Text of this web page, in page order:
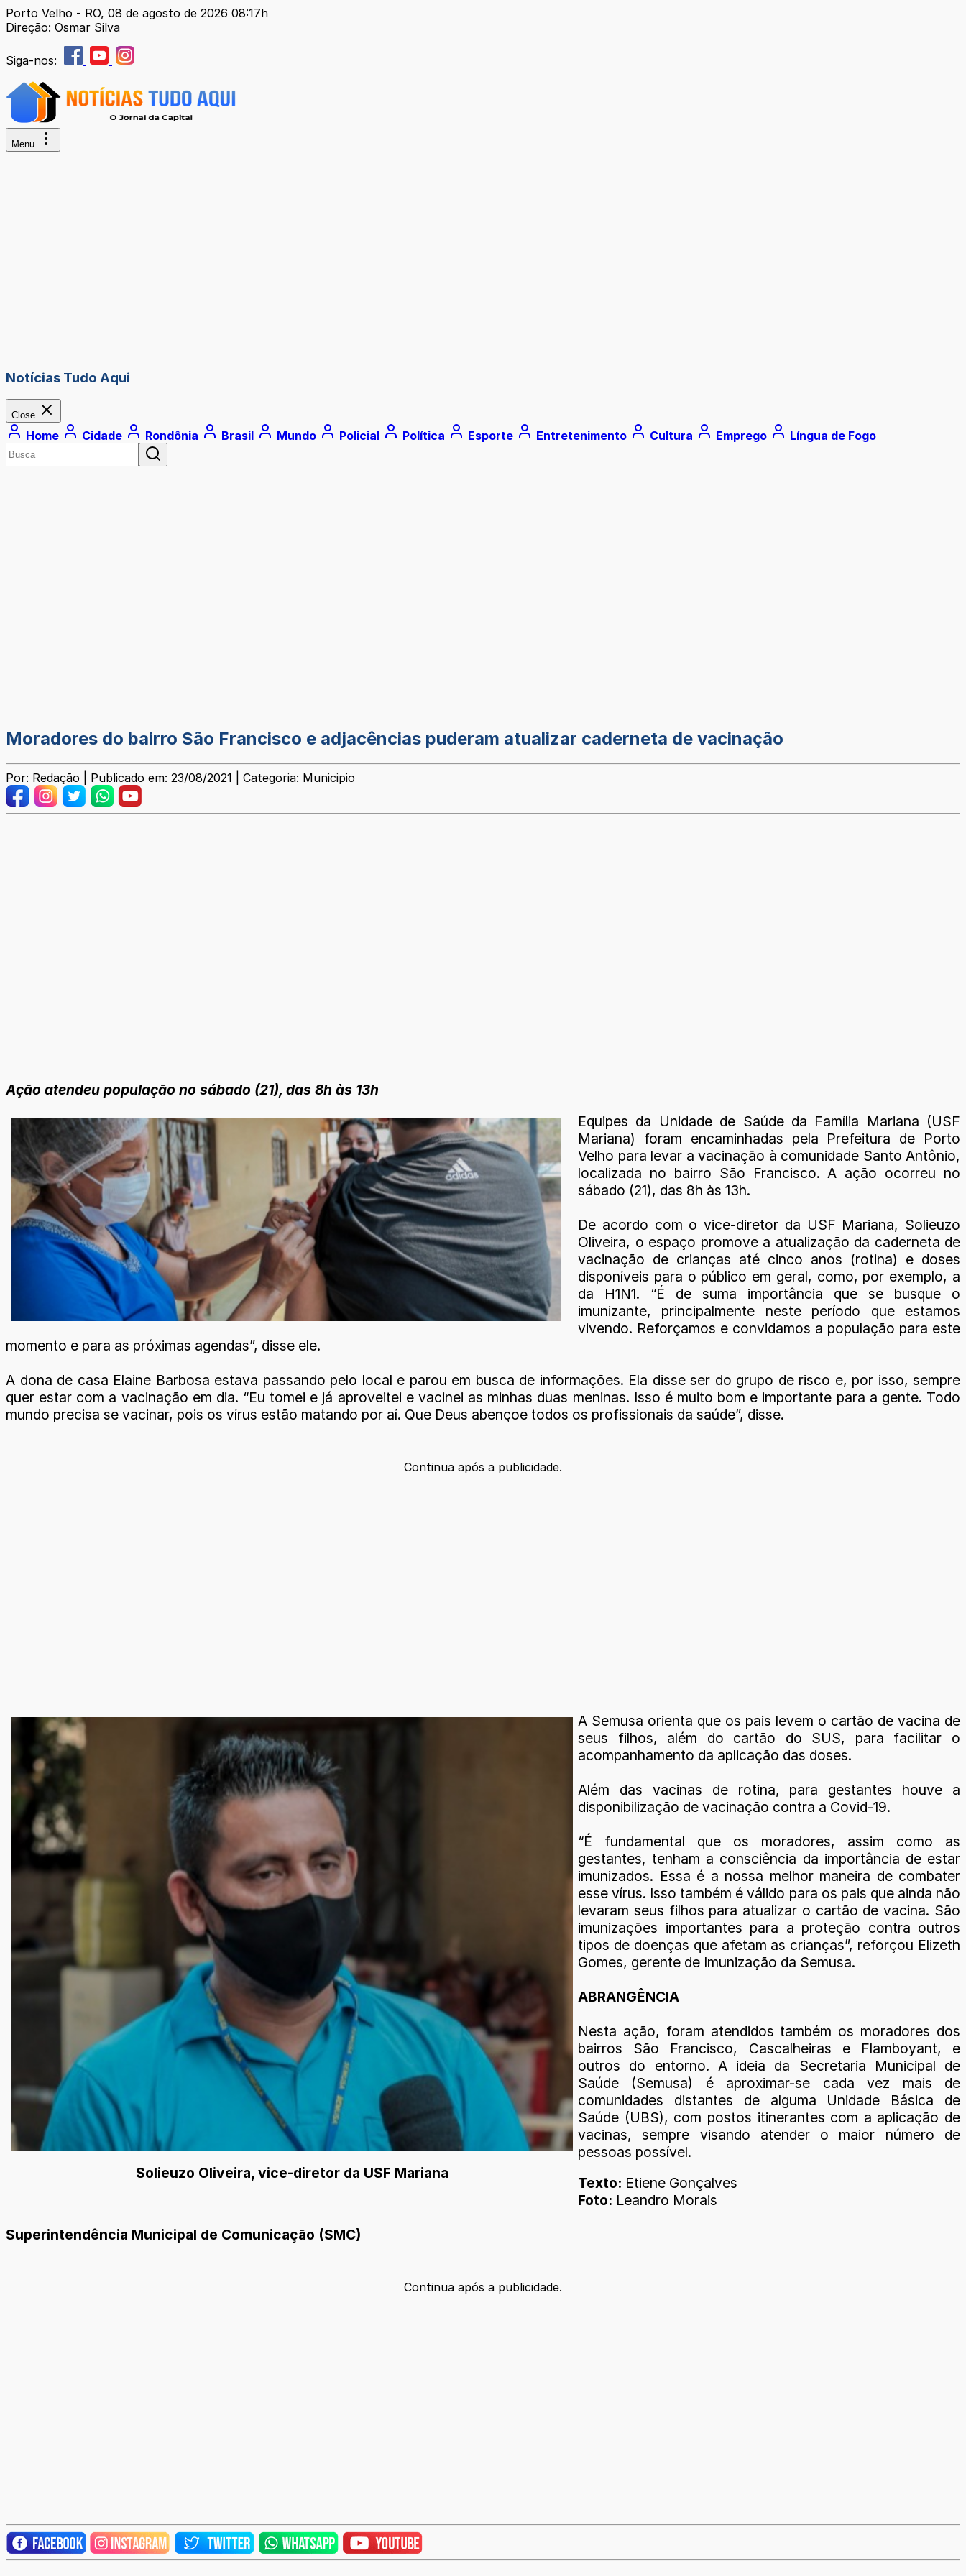
Porto Velho - RO, 08 de agosto de 2026 08:17h
Direção: Osmar Silva
Siga-nos:
Menu
Notícias Tudo Aqui
Close
Home Cidade Rondônia Brasil Mundo Policial Política Esporte Entretenimento Cultura Emprego Língua de Fogo
Moradores do bairro São Francisco e adjacências puderam atualizar caderneta de vacinação
Por: Redação | Publicado em: 23/08/2021 | Categoria: Municipio
Ação atendeu população no sábado (21), das 8h às 13h
Equipes da Unidade de Saúde da Família Mariana (USF
Mariana) foram encaminhadas pela Prefeitura de Porto
Velho para levar a vacinação à comunidade Santo Antônio,
localizada no bairro São Francisco. A ação ocorreu no
sábado (21), das 8h às 13h.
De acordo com o vice-diretor da USF Mariana, Solieuzo
Oliveira, o espaço promove a atualização da caderneta de
vacinação de crianças até cinco anos (rotina) e doses
disponíveis para o público em geral, como, por exemplo, a
da H1N1. “É de suma importância que se busque o
imunizante, principalmente neste período que estamos
vivendo. Reforçamos e convidamos a população para este
momento e para as próximas agendas”, disse ele.
A dona de casa Elaine Barbosa estava passando pelo local e parou em busca de informações. Ela disse ser do grupo de risco e, por isso, sempre
quer estar com a vacinação em dia. “Eu tomei e já aproveitei e vacinei as minhas duas meninas. Isso é muito bom e importante para a gente. Todo
mundo precisa se vacinar, pois os vírus estão matando por aí. Que Deus abençoe todos os profissionais da saúde”, disse.
Continua após a publicidade.
Solieuzo Oliveira, vice-diretor da USF Mariana
A Semusa orienta que os pais levem o cartão de vacina de
seus filhos, além do cartão do SUS, para facilitar o
acompanhamento da aplicação das doses.
Além das vacinas de rotina, para gestantes houve a
disponibilização de vacinação contra a Covid-19.
“É fundamental que os moradores, assim como as
gestantes, tenham a consciência da importância de estar
imunizados. Essa é a nossa melhor maneira de combater
esse vírus. Isso também é válido para os pais que ainda não
levaram seus filhos para atualizar o cartão de vacina. São
imunizações importantes para a proteção contra outros
tipos de doenças que afetam as crianças”, reforçou Elizeth
Gomes, gerente de Imunização da Semusa.
ABRANGÊNCIA
Nesta ação, foram atendidos também os moradores dos
bairros São Francisco, Cascalheiras e Flamboyant, e
outros do entorno. A ideia da Secretaria Municipal de
Saúde (Semusa) é aproximar-se cada vez mais de
comunidades distantes de alguma Unidade Básica de
Saúde (UBS), com postos itinerantes com a aplicação de
vacinas, sempre visando atender o maior número de
pessoas possível.
Texto: Etiene Gonçalves
Foto: Leandro Morais
Superintendência Municipal de Comunicação (SMC)
Continua após a publicidade.